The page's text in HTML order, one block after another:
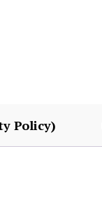
Policy)